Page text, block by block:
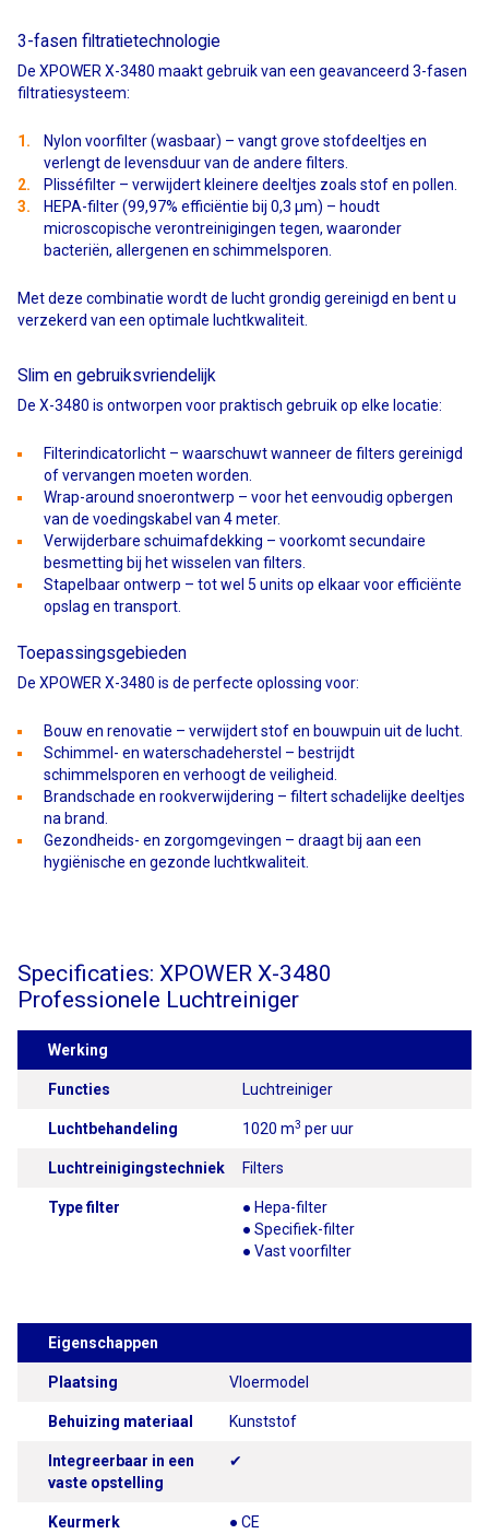
3-fasen filtratietechnologie
De XPOWER X-3480 maakt gebruik van een geavanceerd 3-fasen
filtratiesysteem:
Nylon voorfilter (wasbaar) – vangt grove stofdeeltjes en
verlengt de levensduur van de andere filters.
Plisséfilter – verwijdert kleinere deeltjes zoals stof en pollen.
HEPA-filter (99,97% efficiëntie bij 0,3 μm) – houdt
microscopische verontreinigingen tegen, waaronder
bacteriën, allergenen en schimmelsporen.
Met deze combinatie wordt de lucht grondig gereinigd en bent u
verzekerd van een optimale luchtkwaliteit.
Slim en gebruiksvriendelijk
De X-3480 is ontworpen voor praktisch gebruik op elke locatie:
Filterindicatorlicht – waarschuwt wanneer de filters gereinigd
of vervangen moeten worden.
Wrap-around snoerontwerp – voor het eenvoudig opbergen
van de voedingskabel van 4 meter.
Verwijderbare schuimafdekking – voorkomt secundaire
besmetting bij het wisselen van filters.
Stapelbaar ontwerp – tot wel 5 units op elkaar voor efficiënte
opslag en transport.
Toepassingsgebieden
De XPOWER X-3480 is de perfecte oplossing voor:
Bouw en renovatie – verwijdert stof en bouwpuin uit de lucht.
Schimmel- en waterschadeherstel – bestrijdt
schimmelsporen en verhoogt de veiligheid.
Brandschade en rookverwijdering – filtert schadelijke deeltjes
na brand.
Gezondheids- en zorgomgevingen – draagt bij aan een
hygiënische en gezonde luchtkwaliteit.
Specificaties: XPOWER X-3480
Professionele Luchtreiniger
Werking
Functies Luchtreiniger
Luchtbehandeling 1020 m3 per uur
Luchtreinigingstechniek Filters
Type filter
● Hepa-filter
● Specifiek-filter
● Vast voorfilter
Eigenschappen
Plaatsing Vloermodel
Behuizing materiaal Kunststof
Integreerbaar in een
vaste opstelling
✔
Keurmerk
● CE